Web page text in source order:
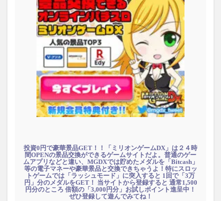
投資0円で豪華景品GET！！「ミリオンゲームDX」は２４時
間OPENの景品交換ができるゲームサイトだよ。普通のゲー
ムアプリなどと違い、MGDXでは貯めたメダルを「Bitcash」
等の電子マネーや豪華景品と交換できちゃうよ！特にスロッ
トゲームでは「ラッシュモード」に突入すると 1回で「3万
円」分のメダルをGET！ 当サイトから登録すると 通常1,500
円分のところ 倍額の「3,000円分」お試しポイント進呈中！
ぜひ登録して遊んでみてね！